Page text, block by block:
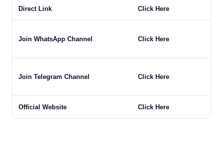
Direct Link Click Here
Join WhatsApp Channel Click Here
Join Telegram Channel Click Here
Official Website Click Here